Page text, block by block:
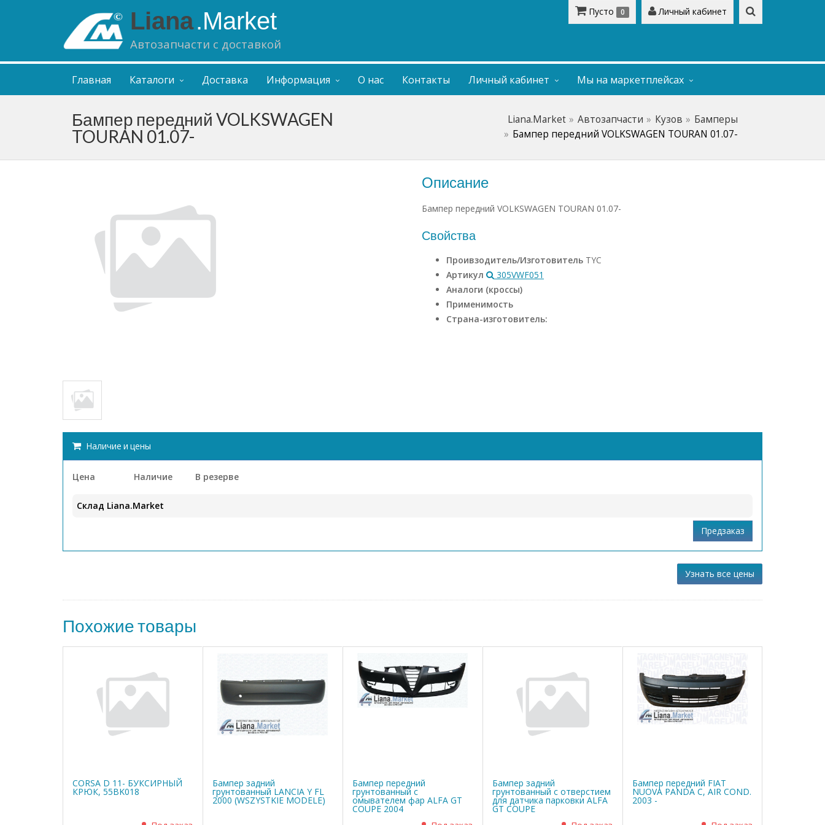
Liana.Market
Автозапчасти с доставкой
Пусто 0 Личный кабинет
Главная Каталоги Доставка Информация О нас Контакты Личный кабинет Мы на маркетплейсах
Бампер передний VOLKSWAGEN
TOURAN 01.07-
Liana.Market Автозапчасти Кузов
Бамперы
Бампер передний VOLKSWAGEN TOURAN 01.07-
Описание
Бампер передний VOLKSWAGEN TOURAN 01.07-
Свойства
Проивзодитель/Изготовитель TYC
Артикул
305VWF051
Аналоги (кроссы)
Применимость
Страна-изготовитель:
Наличие и цены
Цена Наличие В резерве
Склад Liana.Market
Узнать все цены
Похожие товары
CORSA D 11- БУКСИРНЫЙ
КРЮК, 55BK018
Бампер задний
грунтованный LANCIA Y FL
2000 (WSZYSTKIE MODELE)
Бампер передний
грунтованный с
омывателем фар ALFA GT
COUPE 2004
Бампер задний
грунтованный с отверстием
для датчика парковки ALFA
GT COUPE
Бампер передний FIAT
NUOVA PANDA C, AIR COND.
2003 -